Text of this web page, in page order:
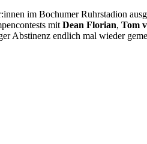
im Bochumer Ruhrstadion
mit Dean Florian, Tom
Abstinenz endlich mal wieder